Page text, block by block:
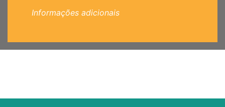
Informações adicionais